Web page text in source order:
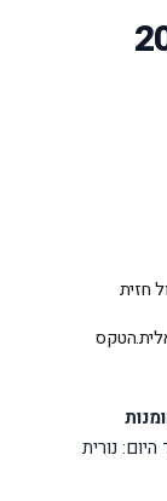
לשנת 2024
חזית
הטקס
וזכו בו עד היום: נורית